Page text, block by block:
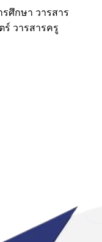
ศึกษา วารสาร
ร์ วารสารครู